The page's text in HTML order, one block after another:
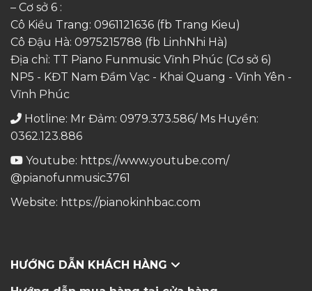
– Cơ sở 6 :
Cô Kiều Trang: 0961121636 (fb Trang Kieu)
Cô Đậu Hà: 0975215788 (fb LinhNhi Hà)
Địa chỉ: TT Piano Funmusic Vĩnh Phúc (Cơ sở 6)
NP5 - KĐT Nam Đầm Vạc - Khai Quang - Vĩnh Yên -
Vĩnh Phúc
Hotline: Mr Đảm: 0979.373.586/ Ms Huyền:
0362.123.886
Youtube: https://www.youtube.com/
@pianofunmusic3761
Website: https://pianokinhbac.com
HƯỚNG DẪN KHÁCH HÀNG